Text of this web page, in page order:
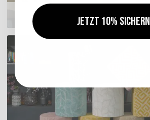
Sitzkissen
Jetzt 10% sichern